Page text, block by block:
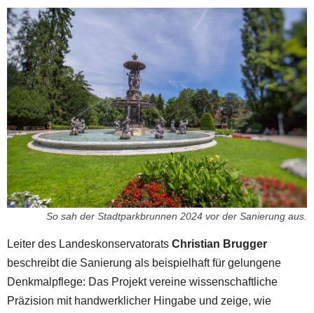
So sah der Stadtparkbrunnen 2024 vor der Sanierung aus.
Leiter des Landeskonservatorats Christian Brugger
beschreibt die Sanierung als beispielhaft für gelungene
Denkmalpflege: Das Projekt vereine wissenschaftliche
Präzision mit handwerklicher Hingabe und zeige, wie